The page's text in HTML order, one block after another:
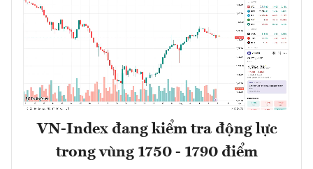
VN-Index đang kiểm tra động lực
trong vùng 1750 - 1790 điểm